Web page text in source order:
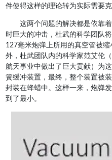
件使得这样的理论转为实际需要
这两个问题的解决都是依靠
时巨大的冲击，杜武的科学团队
127毫米炮弹上所用的真空管被
外，杜武团队内的科学家范艾伦
航天事业中做出了巨大贡献）为
簧缓冲装置，最终，整个装置被
封装在蜂蜡中。这样一来，炮弹
到了最小。